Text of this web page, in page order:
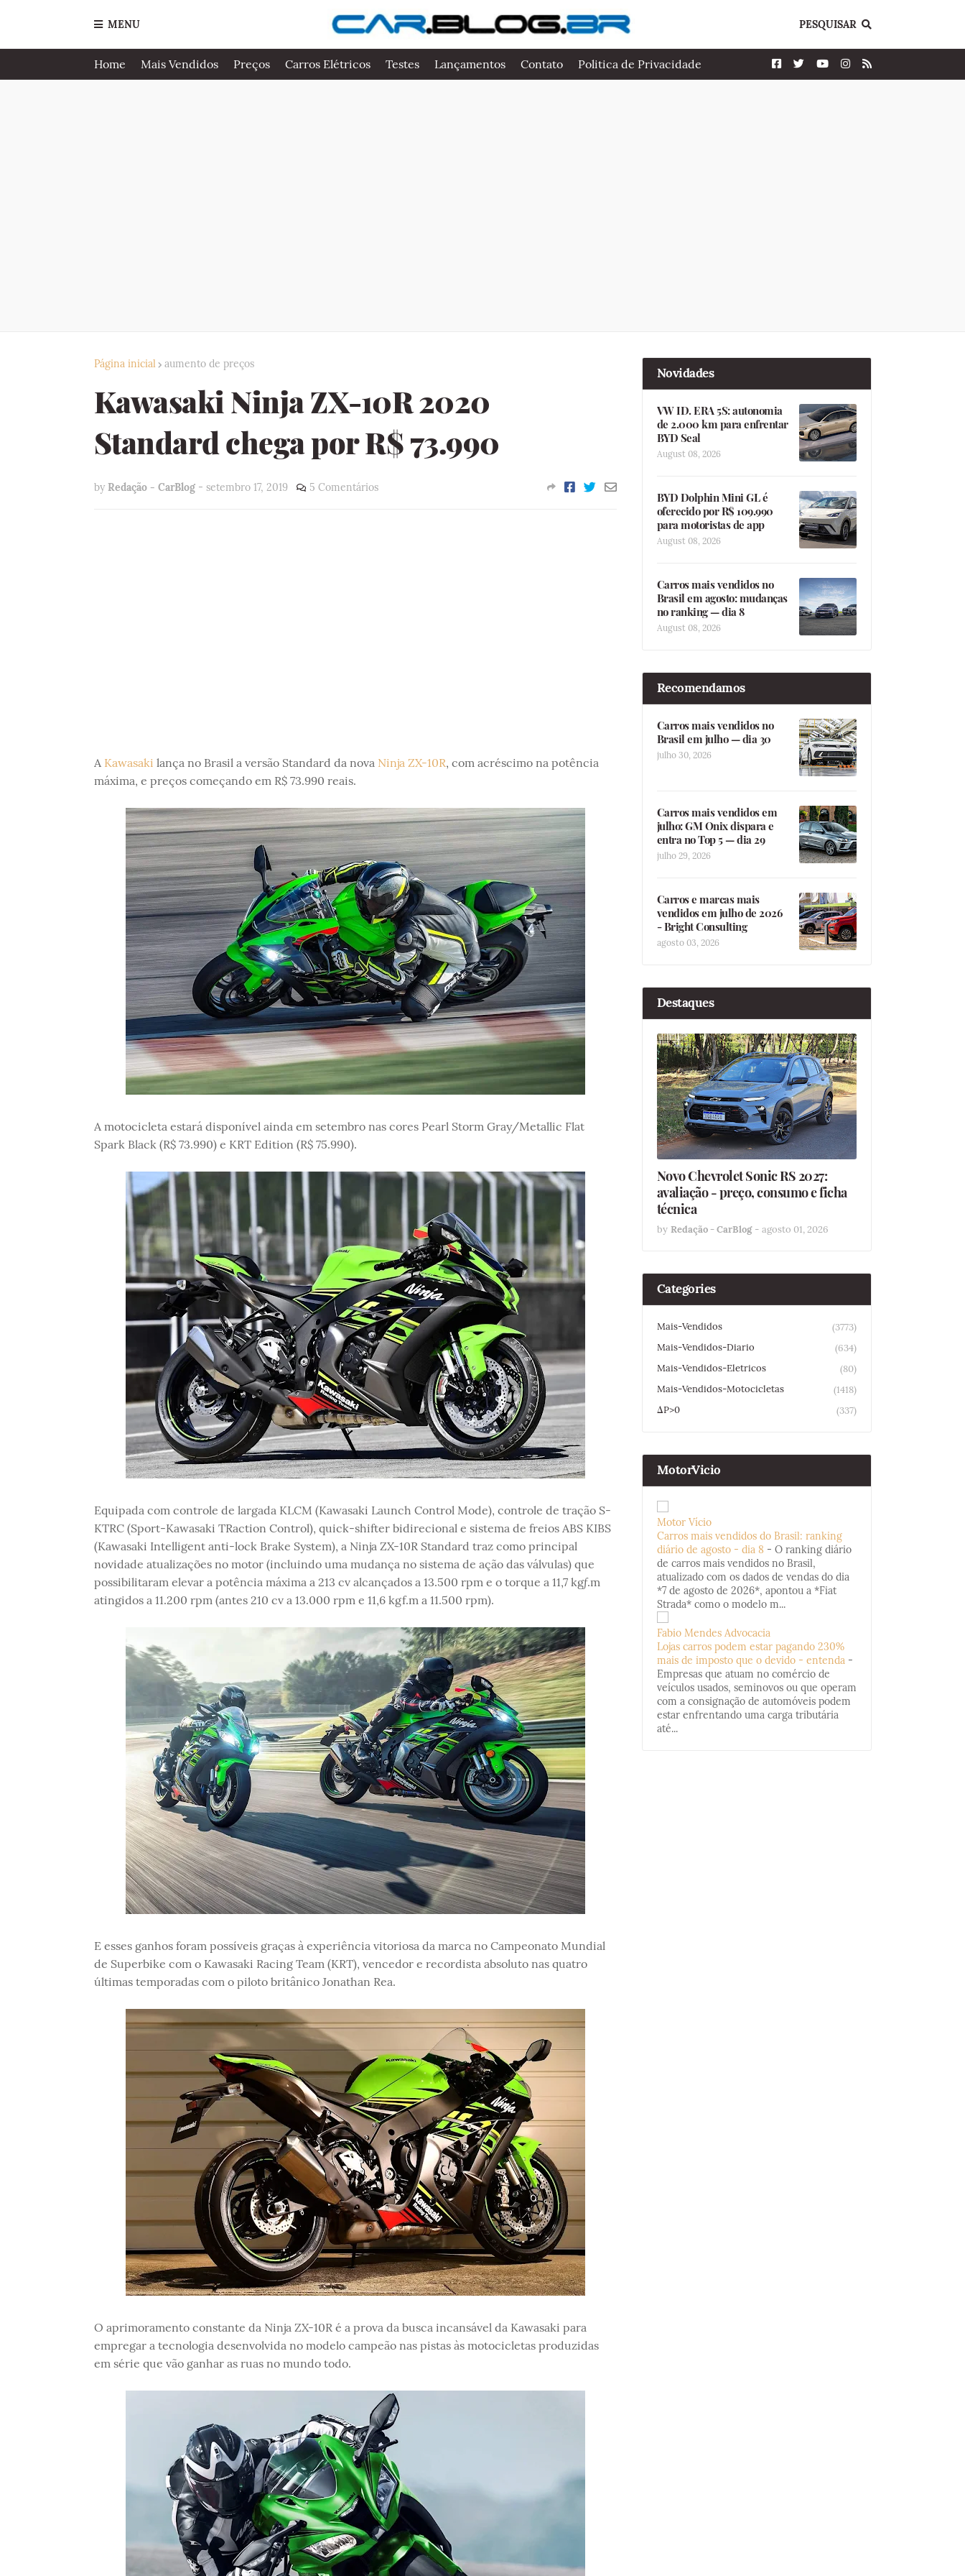
MENU PESQUISAR
Home Mais Vendidos Preços Carros Elétricos Testes Lançamentos Contato Politica de Privacidade
Página inicial aumento de preços
Kawasaki Ninja ZX-10R 2020
Standard chega por R$ 73.990
by Redação - CarBlog - setembro 17, 2019 5 Comentários
A Kawasaki lança no Brasil a versão Standard da nova Ninja ZX-10R, com acréscimo na potência
máxima, e preços começando em R$ 73.990 reais.
A motocicleta estará disponível ainda em setembro nas cores Pearl Storm Gray/Metallic Flat
Spark Black (R$ 73.990) e KRT Edition (R$ 75.990).
Equipada com controle de largada KLCM (Kawasaki Launch Control Mode), controle de tração S-
KTRC (Sport-Kawasaki TRaction Control), quick-shifter bidirecional e sistema de freios ABS KIBS
(Kawasaki Intelligent anti-lock Brake System), a Ninja ZX-10R Standard traz como principal
novidade atualizações no motor (incluindo uma mudança no sistema de ação das válvulas) que
possibilitaram elevar a potência máxima a 213 cv alcançados a 13.500 rpm e o torque a 11,7 kgƒ.m
atingidos a 11.200 rpm (antes 210 cv a 13.000 rpm e 11,6 kgf.m a 11.500 rpm).
E esses ganhos foram possíveis graças à experiência vitoriosa da marca no Campeonato Mundial
de Superbike com o Kawasaki Racing Team (KRT), vencedor e recordista absoluto nas quatro
últimas temporadas com o piloto britânico Jonathan Rea.
O aprimoramento constante da Ninja ZX-10R é a prova da busca incansável da Kawasaki para
empregar a tecnologia desenvolvida no modelo campeão nas pistas às motocicletas produzidas
em série que vão ganhar as ruas no mundo todo.
Novidades
VW ID. ERA 5S: autonomia
de 2.000 km para enfrentar
BYD Seal
August 08, 2026
BYD Dolphin Mini GL é
oferecido por R$ 109.990
para motoristas de app
August 08, 2026
Carros mais vendidos no
Brasil em agosto: mudanças
no ranking — dia 8
August 08, 2026
Recomendamos
Carros mais vendidos no
Brasil em julho — dia 30
julho 30, 2026
Carros mais vendidos em
julho: GM Onix dispara e
entra no Top 5 — dia 29
julho 29, 2026
Carros e marcas mais
vendidos em julho de 2026
- Bright Consulting
agosto 03, 2026
Destaques
Novo Chevrolet Sonic RS 2027:
avaliação - preço, consumo e ficha
técnica
by Redação - CarBlog - agosto 01, 2026
Categories
Mais-Vendidos
(3773)
Mais-Vendidos-Diario
(634)
Mais-Vendidos-Eletricos
(80)
Mais-Vendidos-Motocicletas
(1418)
ΔP>0
(337)
MotorVicio
Motor Vício
Carros mais vendidos do Brasil: ranking
diário de agosto - dia 8 - O ranking diário
de carros mais vendidos no Brasil,
atualizado com os dados de vendas do dia
*7 de agosto de 2026*, apontou a *Fiat
Strada* como o modelo m...
Fabio Mendes Advocacia
Lojas carros podem estar pagando 230%
mais de imposto que o devido - entenda -
Empresas que atuam no comércio de
veículos usados, seminovos ou que operam
com a consignação de automóveis podem
estar enfrentando uma carga tributária
até...